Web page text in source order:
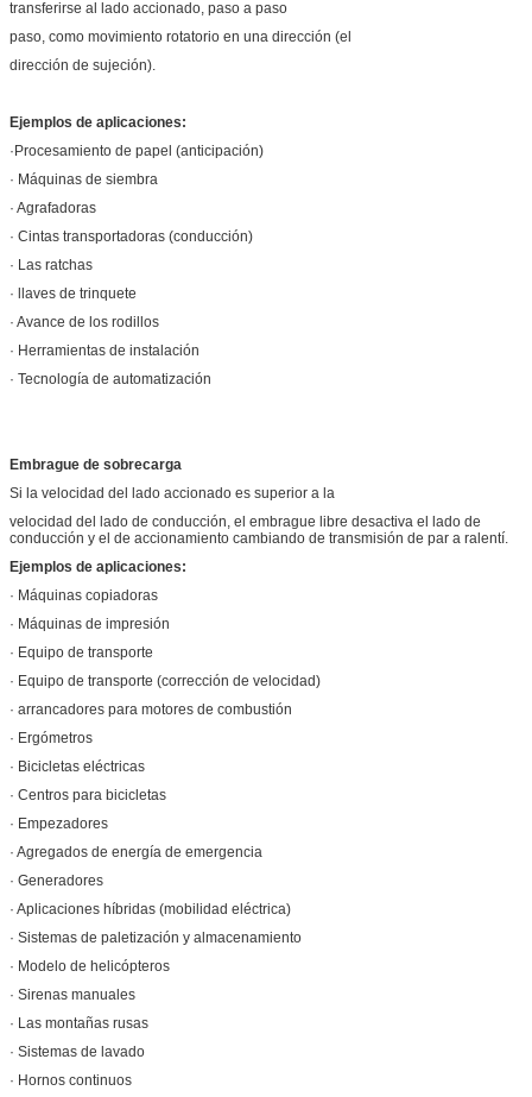
transferirse al lado accionado, paso a paso
paso, como movimiento rotatorio en una dirección (el
dirección de sujeción).
Ejemplos de aplicaciones:
·Procesamiento de papel (anticipación)
· Máquinas de siembra
· Agrafadoras
· Cintas transportadoras (conducción)
· Las ratchas
· llaves de trinquete
· Avance de los rodillos
· Herramientas de instalación
· Tecnología de automatización
Embrague de sobrecarga
Si la velocidad del lado accionado es superior a la
velocidad del lado de conducción, el embrague libre desactiva el lado de
conducción y el de accionamiento cambiando de transmisión de par a ralentí.
Ejemplos de aplicaciones:
· Máquinas copiadoras
· Máquinas de impresión
· Equipo de transporte
· Equipo de transporte (corrección de velocidad)
· arrancadores para motores de combustión
· Ergómetros
· Bicicletas eléctricas
· Centros para bicicletas
· Empezadores
· Agregados de energía de emergencia
· Generadores
· Aplicaciones híbridas (mobilidad eléctrica)
· Sistemas de paletización y almacenamiento
· Modelo de helicópteros
· Sirenas manuales
· Las montañas rusas
· Sistemas de lavado
· Hornos continuos